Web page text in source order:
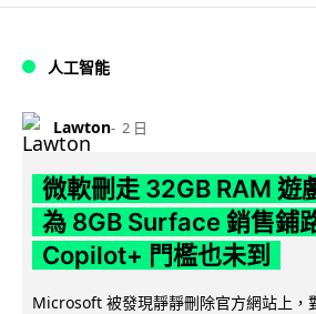
人工智能
Lawton 2 日
微軟刪走 32GB RAM 遊
為 8GB Surface 銷售鋪
Copilot+ 門檻也未到
Microsoft 被發現靜靜刪除官方網站上，